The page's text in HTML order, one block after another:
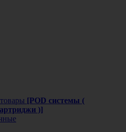
[POD системы (
)]